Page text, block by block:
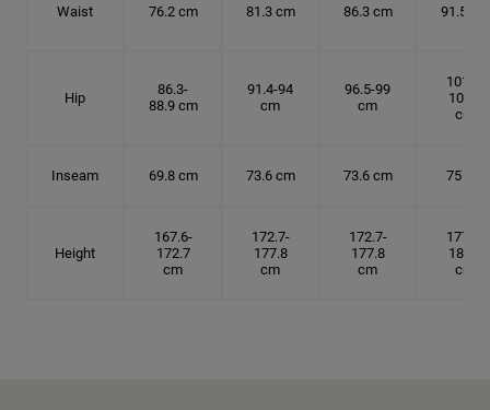
Waist 76.2 cm 81.3 cm 86.3 cm 91.5 cm
Hip
86.3-
88.9 cm
91.4-94
cm
96.5-99
cm
101.6-
104.1
cm
Inseam 69.8 cm 73.6 cm 73.6 cm 75 cm
Height
167.6-
172.7
cm
172.7-
177.8
cm
172.7-
177.8
cm
177.8-
182.9
cm